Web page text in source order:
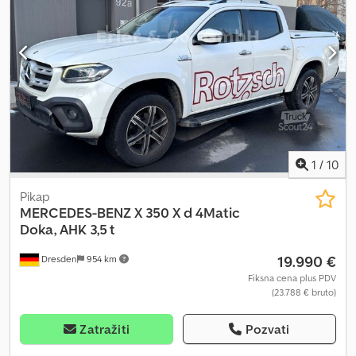
1 / 10
Dresden 954 km
Pikap
MERCEDES-BENZX 350 X d 4Matic
Doka, AHK 3,5 t
19.990 €
Fiksna cena plus PDV
(23.788 € bruto)
Zatražiti Pozvati